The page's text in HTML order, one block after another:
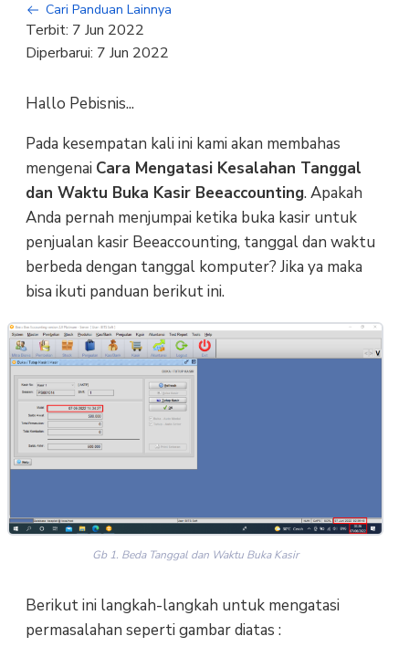
Cari Panduan Lainnya
Terbit: 7 Jun 2022
Diperbarui: 7 Jun 2022
Hallo Pebisnis...
Pada kesempatan kali ini kami akan membahas
mengenai Cara Mengatasi Kesalahan Tanggal
dan Waktu Buka Kasir Beeaccounting. Apakah
Anda pernah menjumpai ketika buka kasir untuk
penjualan kasir Beeaccounting, tanggal dan waktu
berbeda dengan tanggal komputer? Jika ya maka
bisa ikuti panduan berikut ini.
Gb 1. Beda Tanggal dan Waktu Buka Kasir
Berikut ini langkah-langkah untuk mengatasi
permasalahan seperti gambar diatas :